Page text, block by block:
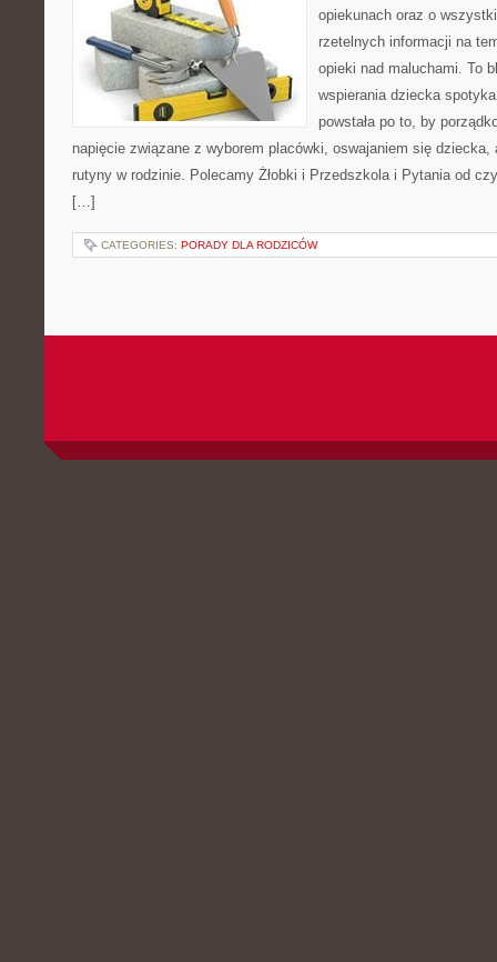
opiekunach oraz o
rzetelnych informacji na
opieki nad maluchami. To
wspierania dziecka
powstała po to, by
napięcie związane z wyborem placówki, oswajaniem się dziecka,
rutyny w rodzinie. Polecamy Żłobki i Przedszkola i Pytania od
[…]
CATEGORIES: PORADY DLA RODZICÓW